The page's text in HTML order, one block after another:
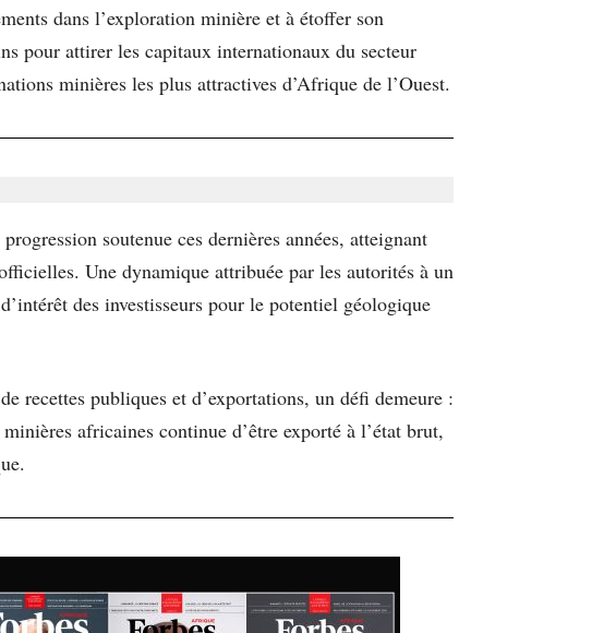
dans l’exploration minière et à étoffer son
pour attirer les capitaux internationaux du secteur
minières les plus attractives d’Afrique de l’Ouest.
soutenue ces dernières années, atteignant
Une dynamique attribuée par les autorités à un
des investisseurs pour le potentiel géologique
recettes publiques et d’exportations, un défi demeure :
africaines continue d’être exporté à l’état brut,